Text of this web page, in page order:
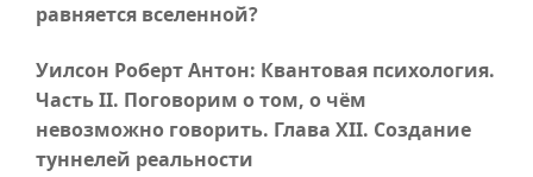
равняется вселенной?
Уилсон Роберт Антон: Квантовая психология.
Часть II. Поговорим о том, о чём
невозможно говорить. Глава XII. Создание
туннелей реальности